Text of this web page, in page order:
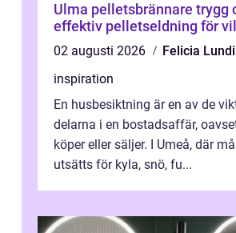
Ulma pelletsbrännare trygg och
effektiv pelletseldning för
02 augusti 2026
Felicia
inspiration
En husbesiktning är en av de
delarna i en bostadsaffär,
köper eller säljer. I Umeå, där
utsätts för kyla, snö, fu...